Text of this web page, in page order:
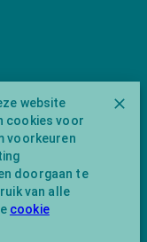
website
cookies voor
voorkeuren
doorgaan te
van alle
cookie
van
KVK
AC